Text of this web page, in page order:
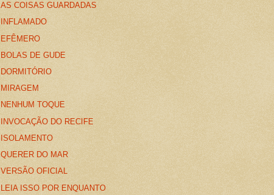
AS COISAS GUARDADAS
INFLAMADO
EFÊMERO
BOLAS DE GUDE
DORMITÓRIO
MIRAGEM
NENHUM TOQUE
INVOCAÇÃO DO RECIFE
ISOLAMENTO
QUERER DO MAR
VERSÃO OFICIAL
LEIA ISSO POR ENQUANTO